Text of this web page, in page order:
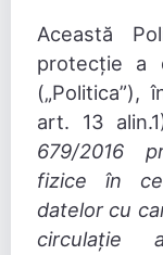
Această
protecție a
(„Politica”),
art. 13
679/2016
fizice în
datelor cu
circulație